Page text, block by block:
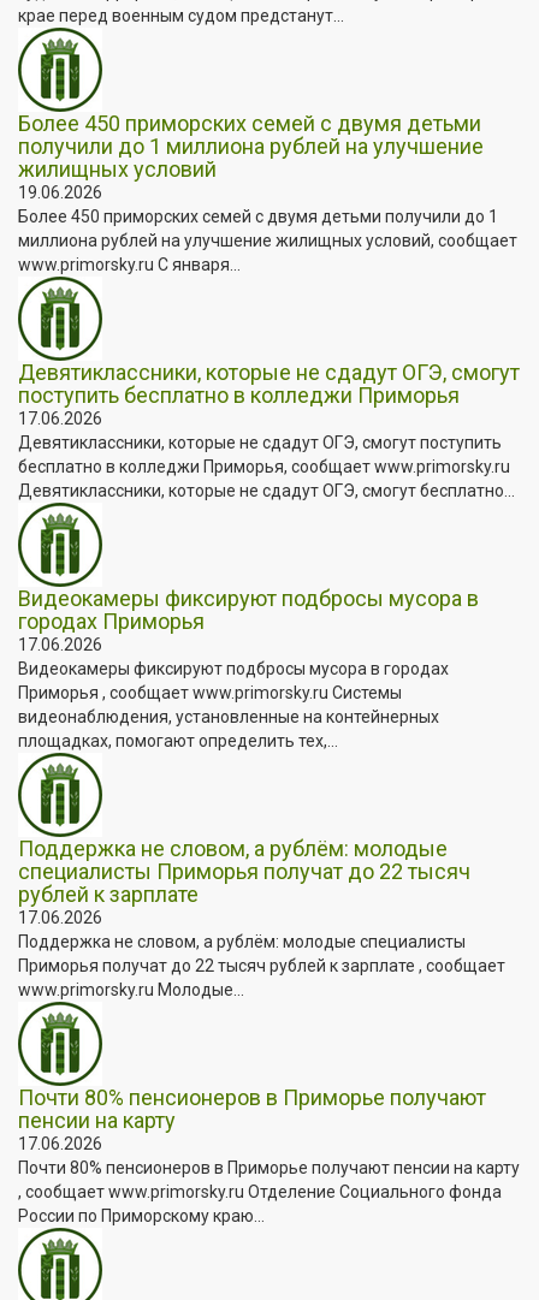
крае перед военным судом предстанут...
Более 450 приморских семей с двумя детьми
получили до 1 миллиона рублей на улучшение
жилищных условий
19.06.2026
Более 450 приморских семей с двумя детьми получили до 1
миллиона рублей на улучшение жилищных условий, сообщает
www.primorsky.ru С января...
Девятиклассники, которые не сдадут ОГЭ, смогут
поступить бесплатно в колледжи Приморья
17.06.2026
Девятиклассники, которые не сдадут ОГЭ, смогут поступить
бесплатно в колледжи Приморья, сообщает www.primorsky.ru
Девятиклассники, которые не сдадут ОГЭ, смогут бесплатно...
Видеокамеры фиксируют подбросы мусора в
городах Приморья
17.06.2026
Видеокамеры фиксируют подбросы мусора в городах
Приморья , сообщает www.primorsky.ru Системы
видеонаблюдения, установленные на контейнерных
площадках, помогают определить тех,...
Поддержка не словом, а рублём: молодые
специалисты Приморья получат до 22 тысяч
рублей к зарплате
17.06.2026
Поддержка не словом, а рублём: молодые специалисты
Приморья получат до 22 тысяч рублей к зарплате , сообщает
www.primorsky.ru Молодые...
Почти 80% пенсионеров в Приморье получают
пенсии на карту
17.06.2026
Почти 80% пенсионеров в Приморье получают пенсии на карту
, сообщает www.primorsky.ru Отделение Социального фонда
России по Приморскому краю...